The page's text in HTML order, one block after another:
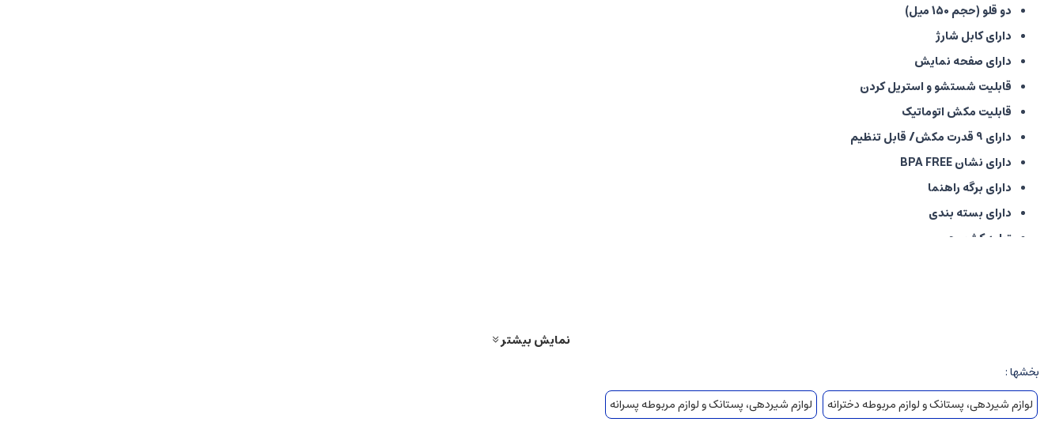
دو قلو (حجم 150 میل)
دارای کابل شارژ
دارای صفحه نمایش
قابلیت شستشو و استریل کردن
قابلیت مکش اتوماتیک
دارای 9 قدرت مکش/ قابل تنظیم
دارای نشان BPA FREE
دارای برگه راهنما
دارای بسته بندی
تولید کشور چین
نمایش بیشتر
بخشها :
لوازم شیردهی، پستانک و لوازم مربوطه دخترانه
لوازم شیردهی، پستانک و لوازم مربوطه پسرانه